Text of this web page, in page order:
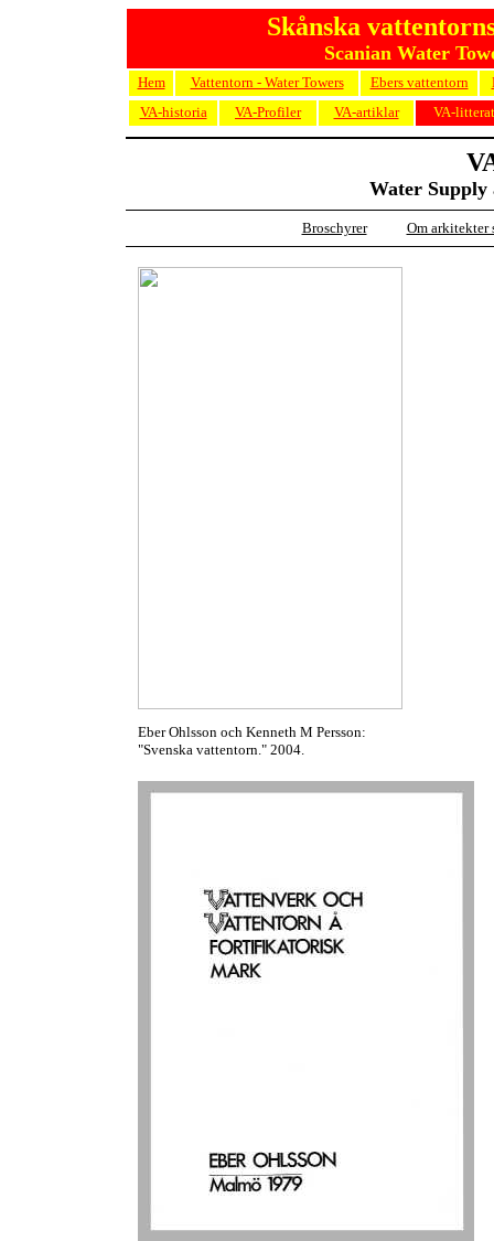
Skånska
Scanian Water
Hem Vattentorn - Water Towers Ebers vattentorn
VA-historia
VA-Profiler VA-artiklar VA-
Water Supply
Broschyrer Om arkitekter
Eber Ohlsson och Kenneth M Persson:
"Svenska vattentorn." 2004.